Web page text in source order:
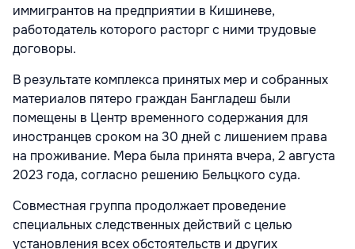
иммигрантов на предприятии в Кишиневе,
работодатель которого расторг с ними трудовые
договоры.
В результате комплекса принятых мер и собранных
материалов пятеро граждан Бангладеш были
помещены в Центр временного содержания для
иностранцев сроком на 30 дней с лишением права
на проживание. Мера была принята вчера, 2 августа
2023 года, согласно решению Бельцкого суда.
Совместная группа продолжает проведение
специальных следственных действий с целью
установления всех обстоятельств и других